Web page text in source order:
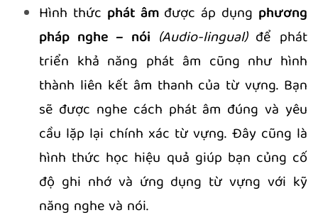
Hình thức phát âm được áp dụng phương
pháp nghe – nói (Audio-lingual) để phát
triển khả năng phát âm cũng như hình
thành liên kết âm thanh của từ vựng. Bạn
sẽ được nghe cách phát âm đúng và yêu
cầu lặp lại chính xác từ vựng. Đây cũng là
hình thức học hiệu quả giúp bạn củng cố
độ ghi nhớ và ứng dụng từ vựng với kỹ
năng nghe và nói.